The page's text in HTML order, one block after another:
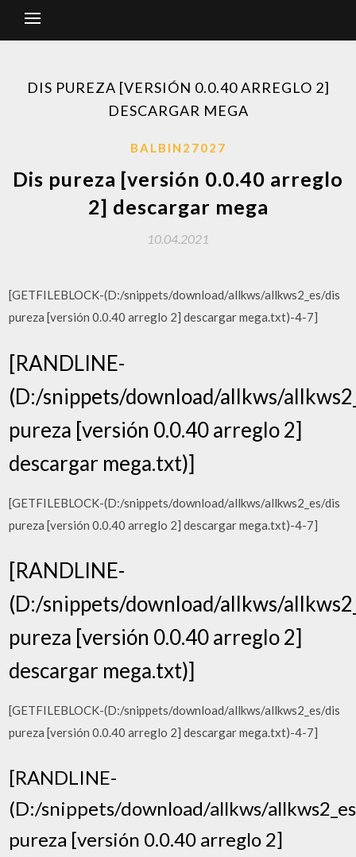
DIS PUREZA [VERSIÓN 0.0.40 ARREGLO 2]
DESCARGAR MEGA
BALBIN27027
Dis pureza [versión 0.0.40 arreglo
2] descargar mega
10.04.2021
[GETFILEBLOCK-(D:/snippets/download/allkws/allkws2_es/dis
pureza [versión 0.0.40 arreglo 2] descargar mega.txt)-4-7]
[RANDLINE-
(D:/snippets/download/allkws/
pureza [versión 0.0.40 arreglo 2]
descargar mega.txt)]
[GETFILEBLOCK-(D:/snippets/download/allkws/allkws2_es/dis
pureza [versión 0.0.40 arreglo 2] descargar mega.txt)-4-7]
[RANDLINE-
(D:/snippets/download/allkws/
pureza [versión 0.0.40 arreglo 2]
descargar mega.txt)]
[GETFILEBLOCK-(D:/snippets/download/allkws/allkws2_es/dis
pureza [versión 0.0.40 arreglo 2] descargar mega.txt)-4-7]
[RANDLINE-
(D:/snippets/download/allkws/
pureza [versión 0.0.40 arreglo 2]